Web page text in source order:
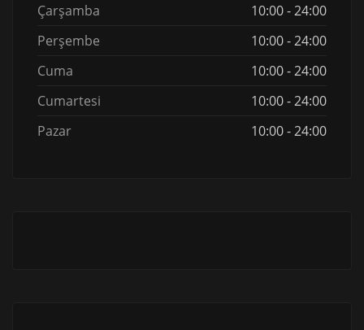
Çarşamba
10:00 - 24:00
Perşembe
10:00 - 24:00
Cuma
10:00 - 24:00
Cumartesi
10:00 - 24:00
Pazar
10:00 - 24:00